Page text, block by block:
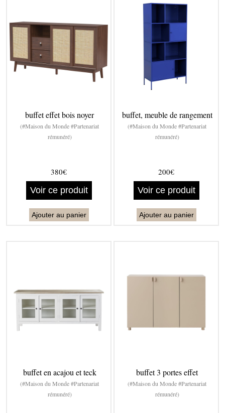
buffet effet bois noyer
(#Maison du Monde #Partenariat
rémunéré)
380€
Voir ce produit
Ajouter au panier
buffet, meuble de rangement
(#Maison du Monde #Partenariat
rémunéré)
200€
Voir ce produit
Ajouter au panier
buffet en acajou et teck
(#Maison du Monde #Partenariat
rémunéré)
buffet 3 portes effet
(#Maison du Monde #Partenariat
rémunéré)